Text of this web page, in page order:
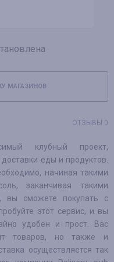
МАГАЗИНОВ
ОТЗЫВЫ 0
клубный проект,
еды и продуктов.
начиная такими
заканчивая такими
вы сможете покупать с
этот сервис, и вы
удобен и прост. Вас
товаров, но также и
осуществляется так